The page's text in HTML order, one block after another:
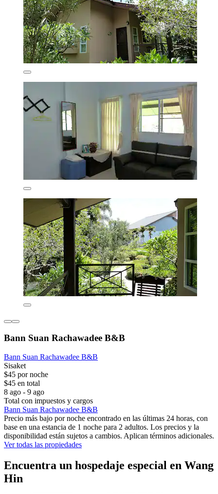
Bann Suan Rachawadee B&B
Bann Suan Rachawadee B&B
Sisaket
$45 por noche
$45 en total
8 ago - 9 ago
Total con impuestos y cargos
Bann Suan Rachawadee B&B
Precio más bajo por noche encontrado en las últimas 24 horas, con
base en una estancia de 1 noche para 2 adultos. Los precios y la
disponibilidad están sujetos a cambios. Aplican términos adicionales.
Ver todas las propiedades
Encuentra un hospedaje especial en Wang
Hin